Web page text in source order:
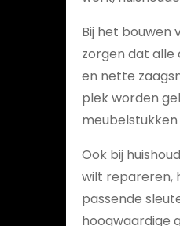
Bij het bouwen
zorgen dat alle
en nette
plek worden
Ook bij
wilt repareren,
passende
hoogwaardige